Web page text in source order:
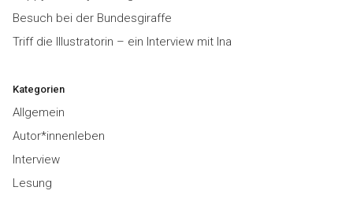
Besuch bei der Bundesgiraffe
Triff die Illustratorin – ein Interview mit Ina
Kategorien
Allgemein
Autor*innenleben
Interview
Lesung